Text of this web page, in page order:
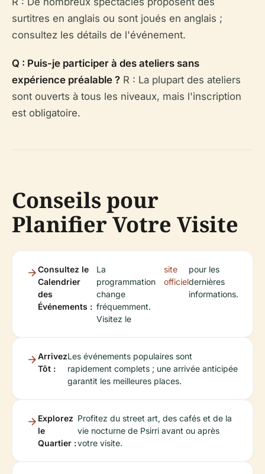
surtitres en anglais ou sont joués en anglais ;
consultez les détails de l'événement.
Q : Puis-je participer à des ateliers sans
expérience préalable ? R : La plupart des ateliers
sont ouverts à tous les niveaux, mais l'inscription
est obligatoire.
Conseils pour
Planifier Votre Visite
Consultez le
Calendrier
des
Événements :
La
programmation
change
fréquemment.
Visitez le
site
officiel
pour les
dernières
informations.
Arrivez
Tôt :
Les événements populaires sont
rapidement complets ; une arrivée anticipée
garantit les meilleures places.
Explorez
le
Quartier :
Profitez du street art, des cafés et de la
vie nocturne de Psirri avant ou après
votre visite.